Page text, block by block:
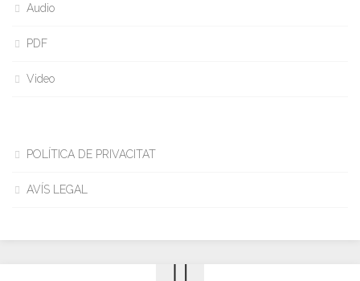
Audio
PDF
Video
POLÍTICA DE PRIVACITAT
AVÍS LEGAL